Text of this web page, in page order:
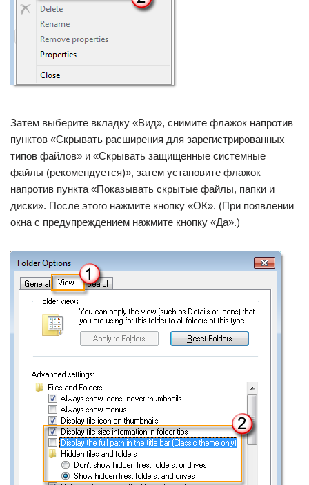
Затем выберите вкладку «Вид», снимите флажок напротив
пунктов «Скрывать расширения для зарегистрированных
типов файлов» и «Скрывать защищенные системные
файлы (рекомендуется)», затем установите флажок
напротив пункта «Показывать скрытые файлы, папки и
диски». После этого нажмите кнопку «ОК». (При появлении
окна с предупреждением нажмите кнопку «Да».)